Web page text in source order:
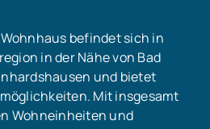
befindet sich in
in der Nähe von Bad
und bietet
Mit insgesamt
Wohneinheiten und